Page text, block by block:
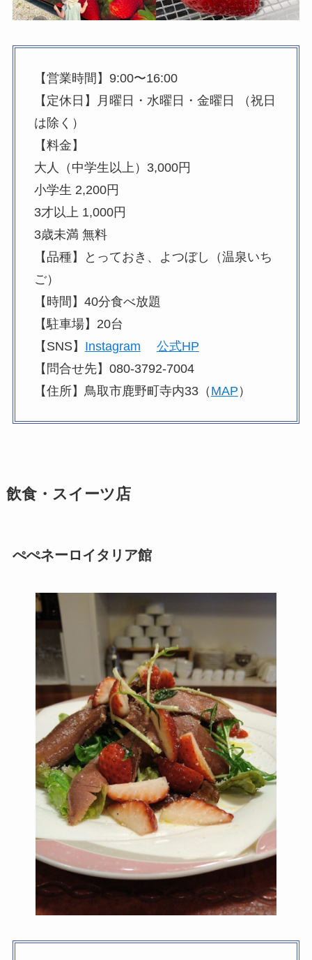
【営業時間】9:00〜16:00
【定休日】月曜日・水曜日・金曜日 （祝日
は除く）
【料金】
大人（中学生以上）3,000円
小学生 2,200円
3才以上 1,000円
3歳未満 無料
【品種】とっておき、よつぼし（温泉いち
ご）
【時間】40分食べ放題
【駐車場】20台
【SNS】 Instagram
公式HP
【問合せ先】080-3792-7004
【住所】鳥取市鹿野町寺内33（ MAP ）
飲食・スイーツ店
ぺぺネーロイタリア館